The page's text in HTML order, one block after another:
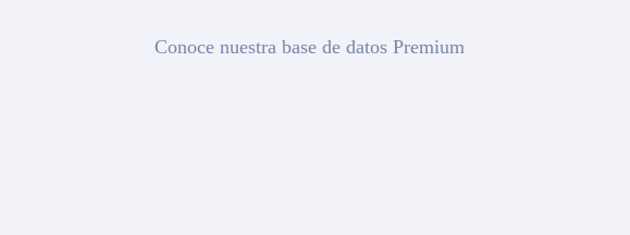
Conoce nuestra base de datos Premium